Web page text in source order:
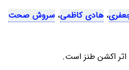
،هادی کاظمی،سروش صحت
اکشن طنز است.